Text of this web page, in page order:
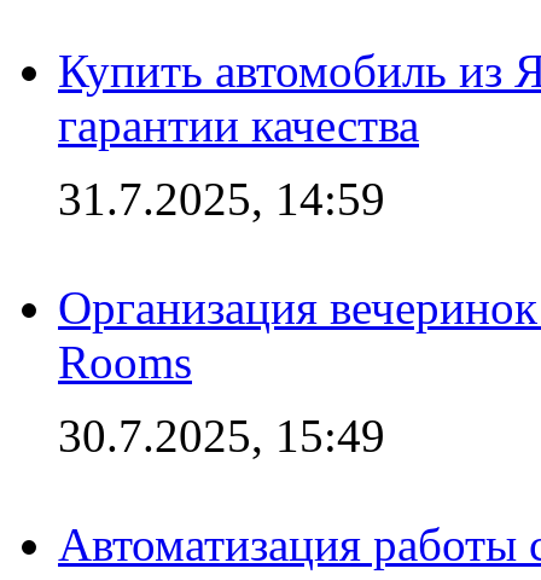
Купить автомобиль из
гарантии качества
31.7.2025, 14:59
Организация
Rooms
30.7.2025, 15:49
Автоматизация работы